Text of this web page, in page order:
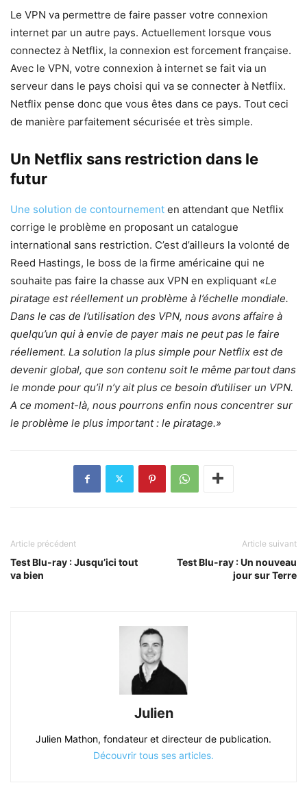
Le VPN va permettre de faire passer votre connexion
internet par un autre pays. Actuellement lorsque vous
connectez à Netflix, la connexion est forcement française.
Avec le VPN, votre connexion à internet se fait via un
serveur dans le pays choisi qui va se connecter à Netflix.
Netflix pense donc que vous êtes dans ce pays. Tout ceci
de manière parfaitement sécurisée et très simple.
Un Netflix sans restriction dans le
futur
Une solution de contournement en attendant que Netflix
corrige le problème en proposant un catalogue
international sans restriction. C’est d’ailleurs la volonté de
Reed Hastings, le boss de la firme américaine qui ne
souhaite pas faire la chasse aux VPN en expliquant «Le
piratage est réellement un problème à l’échelle mondiale.
Dans le cas de l’utilisation des VPN, nous avons affaire à
quelqu’un qui à envie de payer mais ne peut pas le faire
réellement. La solution la plus simple pour Netflix est de
devenir global, que son contenu soit le même partout dans
le monde pour qu’il n’y ait plus ce besoin d’utiliser un VPN.
A ce moment-là, nous pourrons enfin nous concentrer sur
le problème le plus important : le piratage.»
Article précédent
Test Blu-ray : Jusqu’ici tout
va bien
Article suivant
Test Blu-ray : Un nouveau
jour sur Terre
Julien
Julien Mathon, fondateur et directeur de publication.
Découvrir tous ses articles.